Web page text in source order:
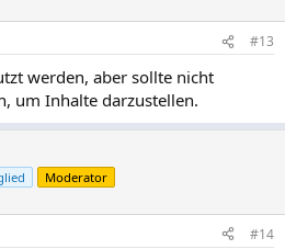
Dateien einbindest, z.B.
entsprechend
Tool diesbezüglich einbauen.
lokal, dann ist es
jetzigen Art der Einbindung droht
bei Google vermutlich gar nicht
zwar hübsch aus, aber Google
bewerten könnte. Ohne JavaScript
#13
werden, aber sollte nicht
um Inhalte darzustellen.
Moderator
#14